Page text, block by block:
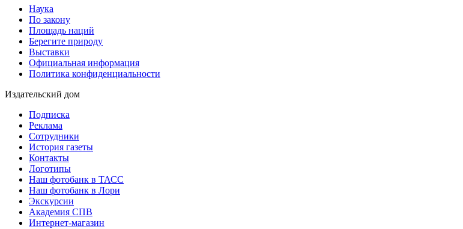
Наука
По закону
Площадь наций
Берегите природу
Выставки
Официальная информация
Политика конфиденциальности
Издательский дом
Подписка
Реклама
Сотрудники
История газеты
Контакты
Логотипы
Наш фотобанк в ТАСС
Наш фотобанк в Лори
Экскурсии
Академия СПВ
Интернет-магазин